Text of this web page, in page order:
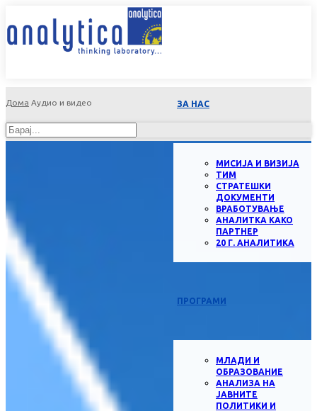
ЗА НАС
МИСИЈА И ВИЗИЈА
ТИМ
СТРАТЕШКИ
ДОКУМЕНТИ
ВРАБОТУВАЊЕ
АНАЛИТКА КАКО
ПАРТНЕР
20 Г. АНАЛИТИКА
ПРОГРАМИ
МЛАДИ И
ОБРАЗОВАНИЕ
АНАЛИЗА НА
ЈАВНИТЕ
ПОЛИТИКИ И
Дома Аудио и видео